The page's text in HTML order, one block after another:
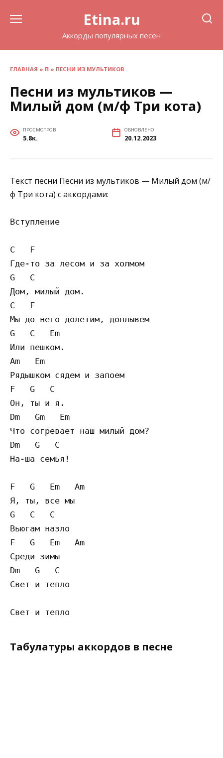
Etina.ru
Аккорды популярных песен
ГЛАВНАЯ » П » ПЕСНИ ИЗ МУЛЬТИКОВ
Песни из мультиков —
Милый дом (м/ф Три кота)
ПРОСМОТРОВ
5.8к.
ОБНОВЛЕНО
20.12.2023
Текст песни Песни из мультиков — Милый дом (м/
ф Три кота) с аккордами:
Вступление
C   F
Где-то за лесом и за холмом
G   C
Дом, милый дом.
C   F
Мы до него долетим, доплывем
G   C   Em
Или пешком.
Am   Em
Рядышком сядем и запоем
F   G   C
Он, ты и я.
Dm   Gm   Em
Что согревает наш милый дом?
Dm   G   C
На-ша семья!
F   G   Em   Am
Я, ты, все мы
G   C   C
Вьюгам назло
F   G   Em   Am
Среди зимы
Dm   G   C
Свет и тепло
Табулатуры аккордов в песне